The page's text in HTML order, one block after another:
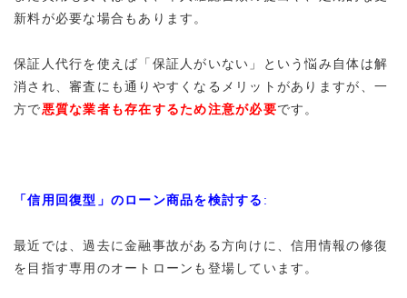
新料が必要な場合もあります。
保証人代行を使えば「保証人がいない」という悩み自体は解
消され、審査にも通りやすくなるメリットがありますが、一
方で悪質な業者も存在するため注意が必要です。
「信用回復型」のローン商品を検討する :
最近では、過去に金融事故がある方向けに、信用情報の修復
を目指す専用のオートローン も登場しています。